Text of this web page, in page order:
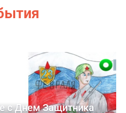
с Днем Защитника